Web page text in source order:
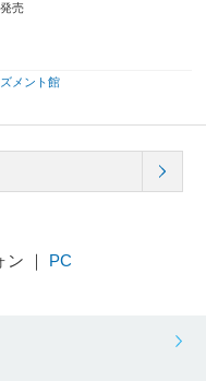
売
メント館
｜ PC